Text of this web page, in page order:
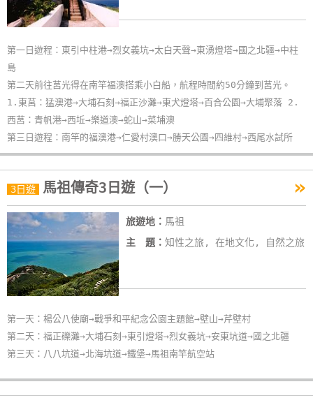
第一日遊程：東引中柱港→烈女義坑→太白天聲→東湧燈塔→國之北疆→中柱
島
第二天前往莒光得在南竿福澳搭乘小白船，航程時間約50分鐘到莒光。
1.東莒：猛澳港→大埔石刻→福正沙灘→東犬燈塔→百合公園→大埔聚落 2.
西莒：青帆港→西坵→樂道澳→蛇山→菜埔澳
第三日遊程：南竿的福澳港→仁愛村澳口→勝天公園→四維村→西尾水試所
3日遊 馬祖傳奇3日遊（一） »
旅遊地： 馬祖
主 題： 知性之旅, 在地文化, 自然之旅
第一天：楊公八使廟→戰爭和平紀念公園主題館→壁山→芹壁村
第二天：福正礫灘→大埔石刻→東引燈塔→烈女義坑→安東坑道→國之北疆
第三天：八八坑道→北海坑道→鐵堡→馬祖南竿航空站